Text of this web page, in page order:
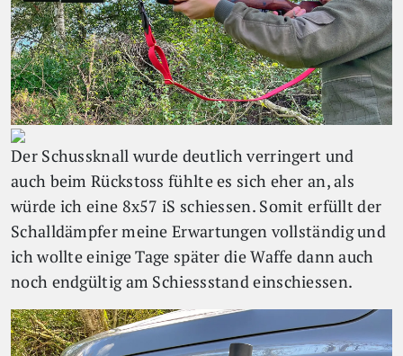
Der Schussknall wurde deutlich verringert und
auch beim Rückstoss fühlte es sich eher an, als
würde ich eine 8x57 iS schiessen. Somit erfüllt der
Schalldämpfer meine Erwartungen vollständig und
ich wollte einige Tage später die Waffe dann auch
noch endgültig am Schiessstand einschiessen.